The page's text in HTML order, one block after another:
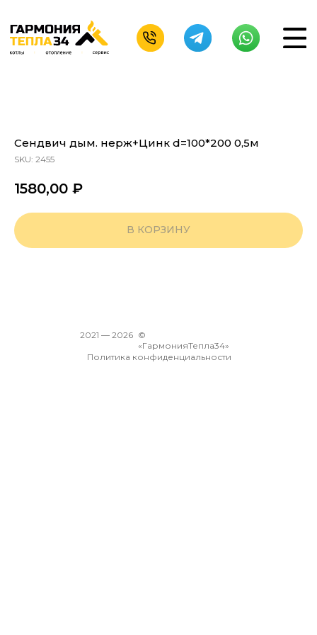
Сендвич дым. нерж+Цинк d=100*200 0,5м
SKU: 2455
1580,00 ₽
В КОРЗИНУ
Политика конфиденциальности
©
«ГармонияТепла34»
2026
2021 —